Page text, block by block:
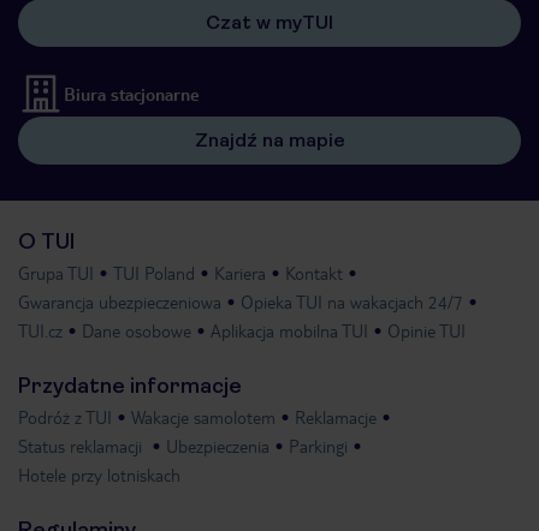
Czat w myTUI
Biura stacjonarne
Znajdź na mapie
O TUI
Grupa TUI TUI Poland Kariera
Kontakt
Gwarancja ubezpieczeniowa
Opieka TUI na wakacjach 24/7
TUI.cz
Dane osobowe Aplikacja mobilna TUI Opinie TUI
Przydatne informacje
Podróż z TUI Wakacje samolotem
Reklamacje
Status reklamacji
Ubezpieczenia
Parkingi
Hotele przy lotniskach